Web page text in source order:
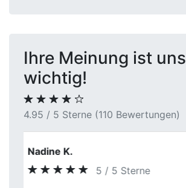
Ihre Meinung ist uns
wichtig!
4.95 / 5 Sterne (110 Bewertungen)
Markus Feldmann
4 / 5 Sterne